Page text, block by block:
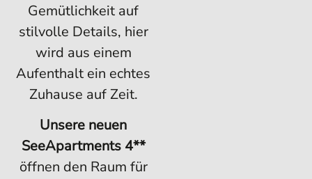
Gemütlichkeit auf
stilvolle Details, hier
wird aus einem
Aufenthalt ein echtes
Zuhause auf Zeit.
Unsere neuen
SeeApartments 4**
öffnen den Raum für